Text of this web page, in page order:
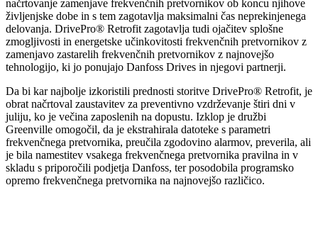
načrtovanje zamenjave frekvenčnih pretvornikov ob koncu njihove
življenjske dobe in s tem zagotavlja maksimalni čas neprekinjenega
delovanja. DrivePro® Retrofit zagotavlja tudi ojačitev splošne
zmogljivosti in energetske učinkovitosti frekvenčnih pretvornikov z
zamenjavo zastarelih frekvenčnih pretvornikov z najnovejšo
tehnologijo, ki jo ponujajo Danfoss Drives in njegovi partnerji.
Da bi kar najbolje izkoristili prednosti storitve DrivePro® Retrofit, je
obrat načrtoval zaustavitev za preventivno vzdrževanje štiri dni v
juliju, ko je večina zaposlenih na dopustu. Izklop je družbi
Greenville omogočil, da je ekstrahirala datoteke s parametri
frekvenčnega pretvornika, preučila zgodovino alarmov, preverila, ali
je bila namestitev vsakega frekvenčnega pretvornika pravilna in v
skladu s priporočili podjetja Danfoss, ter posodobila programsko
opremo frekvenčnega pretvornika na najnovejšo različico.